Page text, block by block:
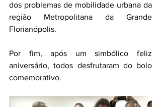
dos problemas de mobilidade urbana da
região Metropolitana da Grande
Florianópolis.
Por fim, após um simbólico feliz
aniversário, todos desfrutaram do bolo
comemorativo.